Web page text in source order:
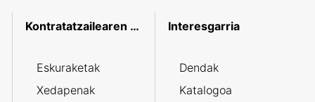
Kontratatzailearen profila
Eskuraketak
Xedapenak
Interesgarria
Dendak
Katalogoa